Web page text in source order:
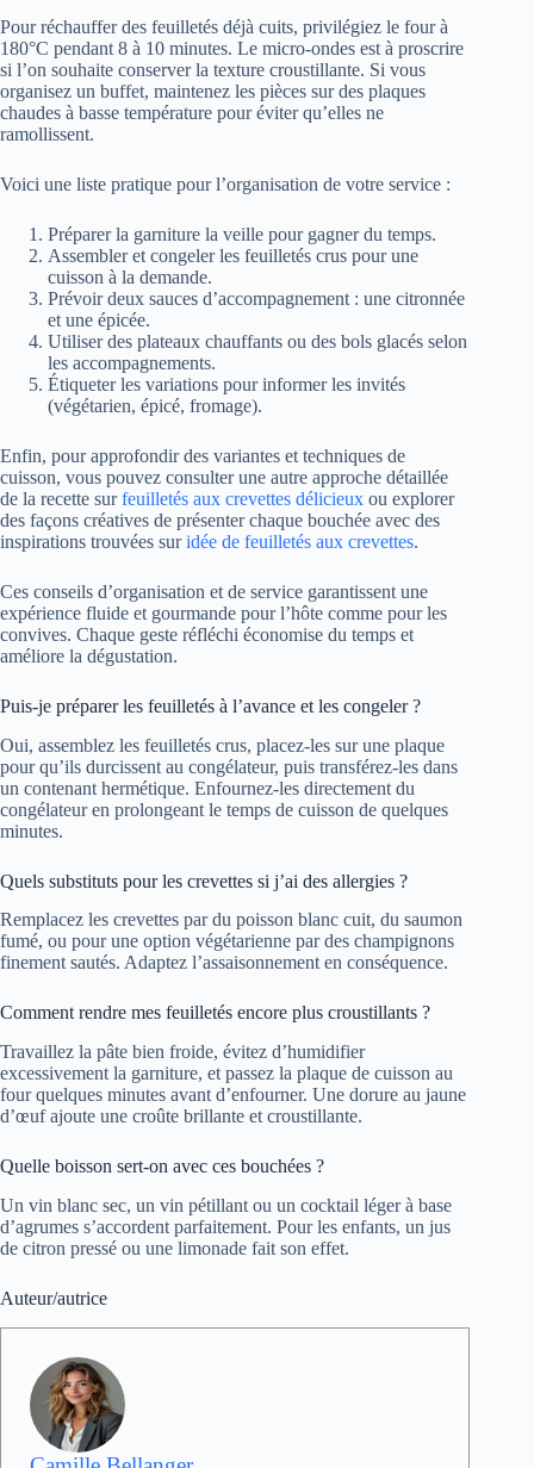
Pour réchauffer des feuilletés déjà cuits, privilégiez le four à
180°C pendant 8 à 10 minutes. Le micro-ondes est à proscrire
si l’on souhaite conserver la texture croustillante. Si vous
organisez un buffet, maintenez les pièces sur des plaques
chaudes à basse température pour éviter qu’elles ne
ramollissent.
Voici une liste pratique pour l’organisation de votre service :
Préparer la garniture la veille pour gagner du temps.
Assembler et congeler les feuilletés crus pour une
cuisson à la demande.
Prévoir deux sauces d’accompagnement : une citronnée
et une épicée.
Utiliser des plateaux chauffants ou des bols glacés selon
les accompagnements.
Étiqueter les variations pour informer les invités
(végétarien, épicé, fromage).
Enfin, pour approfondir des variantes et techniques de
cuisson, vous pouvez consulter une autre approche détaillée
de la recette surfeuilletés aux crevettes délicieux ou explorer
des façons créatives de présenter chaque bouchée avec des
inspirations trouvées suridée de feuilletés aux crevettes.
Ces conseils d’organisation et de service garantissent une
expérience fluide et gourmande pour l’hôte comme pour les
convives. Chaque geste réfléchi économise du temps et
améliore la dégustation.
Puis-je préparer les feuilletés à l’avance et les congeler ?
Oui, assemblez les feuilletés crus, placez-les sur une plaque
pour qu’ils durcissent au congélateur, puis transférez-les dans
un contenant hermétique. Enfournez-les directement du
congélateur en prolongeant le temps de cuisson de quelques
minutes.
Quels substituts pour les crevettes si j’ai des allergies ?
Remplacez les crevettes par du poisson blanc cuit, du saumon
fumé, ou pour une option végétarienne par des champignons
finement sautés. Adaptez l’assaisonnement en conséquence.
Comment rendre mes feuilletés encore plus croustillants ?
Travaillez la pâte bien froide, évitez d’humidifier
excessivement la garniture, et passez la plaque de cuisson au
four quelques minutes avant d’enfourner. Une dorure au jaune
d’œuf ajoute une croûte brillante et croustillante.
Quelle boisson sert-on avec ces bouchées ?
Un vin blanc sec, un vin pétillant ou un cocktail léger à base
d’agrumes s’accordent parfaitement. Pour les enfants, un jus
de citron pressé ou une limonade fait son effet.
Auteur/autrice